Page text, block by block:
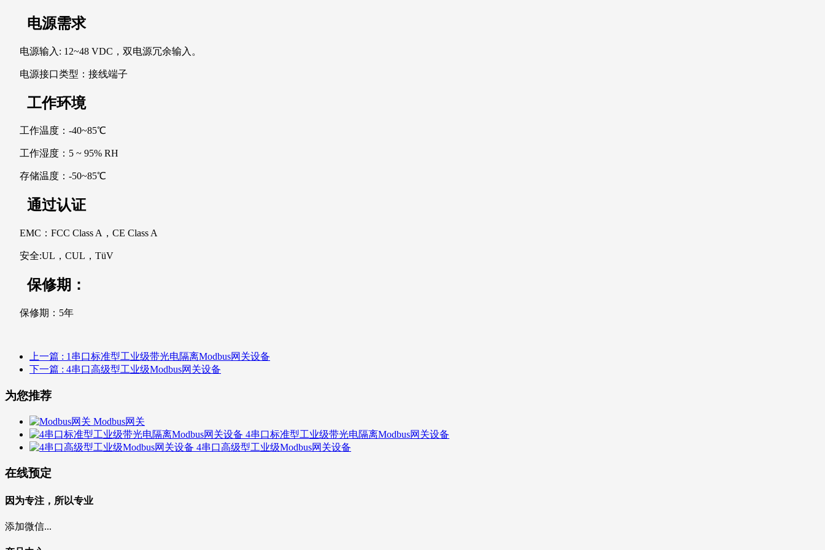
电源需求
电源输入: 12~48 VDC，双电源冗余输入。
电源接口类型：接线端子
工作环境
工作温度：-40~85℃
工作湿度：5 ~ 95% RH
存储温度：-50~85℃
通过认证
EMC：FCC Class A，CE Class A
安全:UL，CUL，TüV
保修期：
保修期：5年
上一篇 : 1串口标准型工业级带光电隔离Modbus网关设备
下一篇 : 4串口高级型工业级Modbus网关设备
为您推荐
Modbus网关
4串口标准型工业级带光电隔离Modbus网关设备
4串口高级型工业级Modbus网关设备
在线预定
因为专注，所以专业
添加微信...